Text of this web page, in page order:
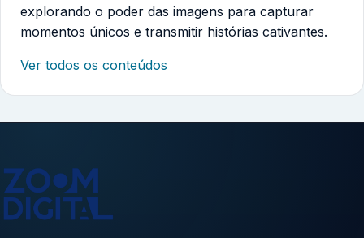
explorando o poder das imagens para capturar
momentos únicos e transmitir histórias cativantes.
Ver todos os conteúdos